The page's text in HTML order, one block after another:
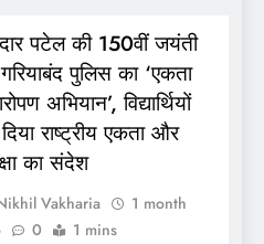
पर गरियाबंद पुलिस का
को दिया राष्ट्रीय
पटेल की 150वीं जयंती
पुलिस का ‘एकता
अभियान’, विद्यार्थियों
राष्ट्रीय एकता और
का संदेश
Vakharia
1 month
0 1 mins